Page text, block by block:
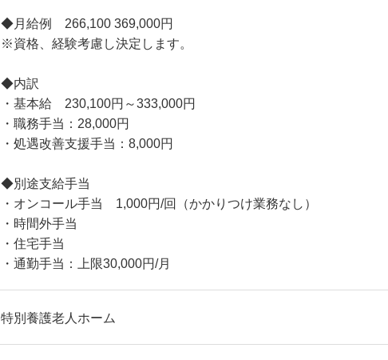
◆月給例 266,100 369,000円
※資格、経験考慮し決定します。
◆内訳
・基本給 230,100円～333,000円
・職務手当：28,000円
・処遇改善支援手当：8,000円
◆別途支給手当
・オンコール手当 1,000円/回（かかりつけ業務なし）
・時間外手当
・住宅手当
・通勤手当：上限30,000円/月
特別養護老人ホーム